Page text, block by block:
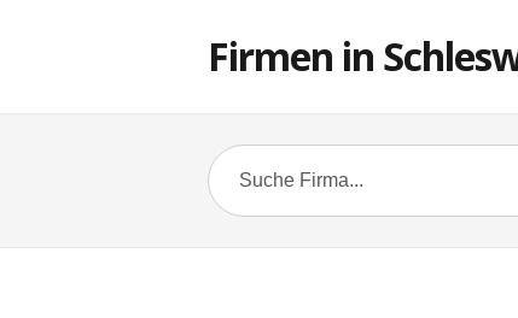
Firmen in